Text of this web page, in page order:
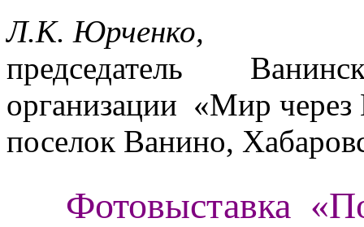
Л.К. Юрченко,
председатель
организации «Мир через
поселок Ванино,
Фотовыставка